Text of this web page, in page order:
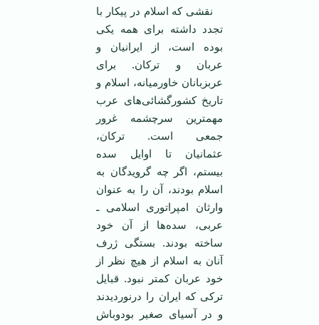
نقشی که اسلام در پيکار با
تجدد داشته برای همه يکی
بوده است، از ايرانيان و
عربان و ترکان. برای
عربزبانان خاورميانه، اسلام و
تاريخ کشورگشائی‌های عرب
مهمترين سرچشمه غرور
جمعی است. ترکان،
عثمانيان تا اوايل سده
بيستم، اگر چه گرويدگان به
اسلام بودند، آن را به عنوان
وارثان امپراتوری اسلامی ـ
عربی، سده‌ها از آن خود
ساخته بودند. بستگی ژرف
آنان به اسلام از هيچ نظر از
خود عربان کمتر نبود. قبايل
ترکی که ايران را درنورديدند
و در آسيای صغير بودوباش